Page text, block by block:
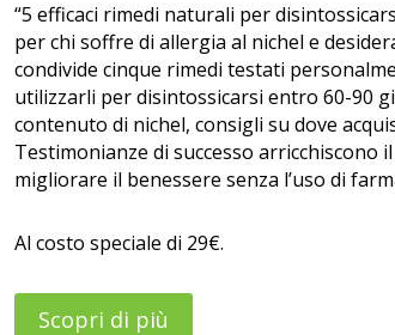
“5 efficaci rimedi naturali per
per chi soffre di allergia al nichel e
condivide cinque rimedi testati
utilizzarli per disintossicarsi entro 60-90
contenuto di nichel, consigli su dove
Testimonianze di successo
migliorare il benessere senza l’uso di
Al costo speciale di 29€.
Scopri di più